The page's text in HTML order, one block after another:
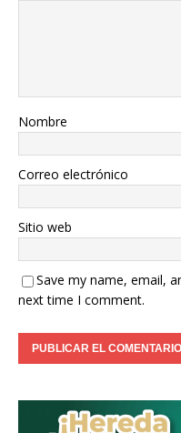
Nombre
Correo electrónico
Sitio web
Save my name, email,
next time I comment.